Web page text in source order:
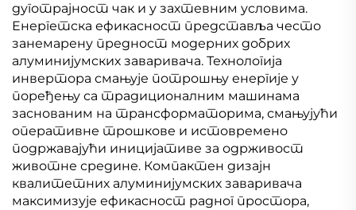
дуготрајност чак и у захтевним условима.
Енергетска ефикасност представља често
занемарену предност модерних добрих
алуминијумских заваривача. Технологија
инвертора смањује потрошњу енергије у
поређењу са традиционалним машинама
заснованим на трансформаторима, смањујући
оперативне трошкове и истовремено
подржавајући иницијативе за одрживост
животне средине. Компактен дизајн
квалитетних алуминијумских заваривача
максимизује ефикасност радног простора,